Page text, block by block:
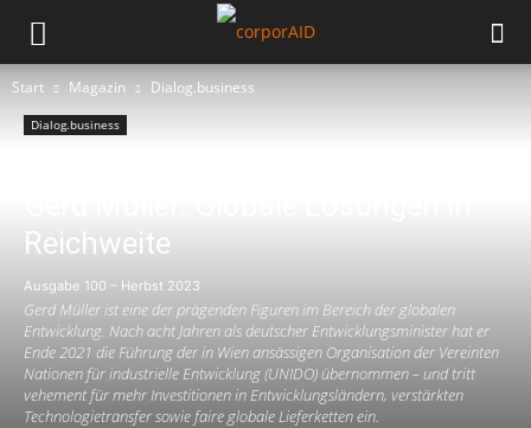
Start Magazin Dialog.business
Dialog.business
Reichweite
Ausgabe 100 – Herbst 2023
Gerd Müller ist eine der prägenden Figuren im Bereich der globalen
Entwicklung. Nach acht Jahren als deutscher Entwicklungsminister hat er
Ende 2021 die Führung der in Wien ansässigen Organisation der Vereinten
Nationen für industrielle Entwicklung (UNIDO) übernommen – und tritt
vehement für mehr Investitionen in Entwicklungsländern, verstärkten
Technologietransfer sowie faire globale Lieferketten ein.